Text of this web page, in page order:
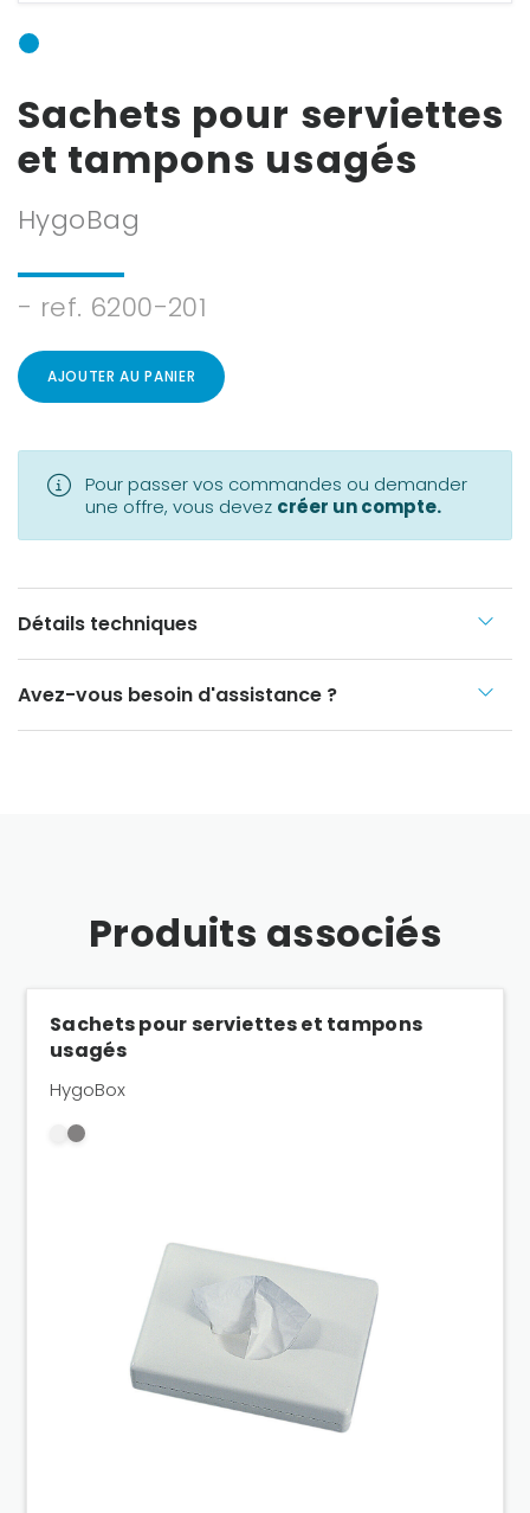
Sachets pour serviettes
et tampons usagés
HygoBag
- ref. 6200-201
AJOUTER AU PANIER
Pour passer vos commandes ou demander
une offre, vous devez créer un compte.
Détails techniques
Avez-vous besoin d'assistance ?
Produits associés
Sachets pour serviettes et tampons
usagés
HygoBox